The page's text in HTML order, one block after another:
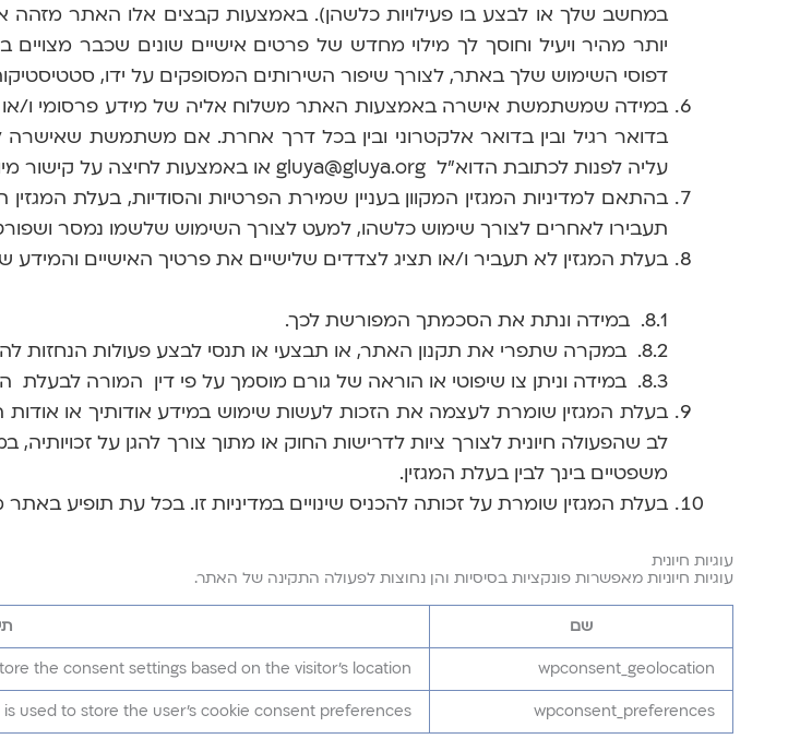
במחשב שלך או לבצע בו פעילויות כלשהן). באמצעות קבצים אלו האתר
יותר מהיר ויעיל וחוסך לך מילוי מחדש של פרטים אישיים שונים שכבר מצויים
דפוסי השימוש שלך באתר, לצורך שיפור השירותים המסופקים על ידו,
במידה שמשתמשת אישרה באמצעות האתר משלוח אליה של מידע פרסומי ו/או
בדואר רגיל ובין בדואר אלקטרוני ובין בכל דרך אחרת. אם משתמשת שאישרה
עליה לפנות לכתובת הדוא"ל gluya@gluya.org או באמצעות לחיצה על קישור
בהתאם למדיניות המגזין המקוון בעניין שמירת הפרטיות והסודיות, בעלת
תעבירו לאחרים לצורך שימוש כלשהו, למעט לצורך השימוש שלשמו נמסר
בעלת המגזין לא תעביר ו/או תציג לצדדים שלישיים את פרטיך האישיים
8.1. במידה ונתת את הסכמתך המפורשת לכך.
8.2. במקרה שתפרי את תקנון האתר, או תבצעי או תנסי לבצע פעולות הנחזות להיות מנוגדות לדין באתר ו/או באמצעותם.
8.3. במידה וניתן צו שיפוטי או הוראה של גורם מוסמך על פי דין המורה לבעלת המגזין למסור את פרטיך או המידע לצד שלישי.
בעלת המגזין שומרת לעצמה את הזכות לעשות שימוש במידע אודותיך או
לב שהפעולה חיונית לצורך ציות לדרישות החוק או מתוך צורך להגן על
משפטיים בינך לבין בעלת המגזין.
בעלת המגזין שומרת על זכותה להכניס שינויים במדיניות זו. בכל עת תופיע באתר
עוגיות חיונית
עוגיות חיוניות מאפשרות פונקציות בסיסיות והן נחוצות לפעולה התקינה של האתר.
שם
wpconsent_geolocation
the consent settings based on the visitor's location.
wpconsent_preferences
is used to store the user's cookie consent preferences.